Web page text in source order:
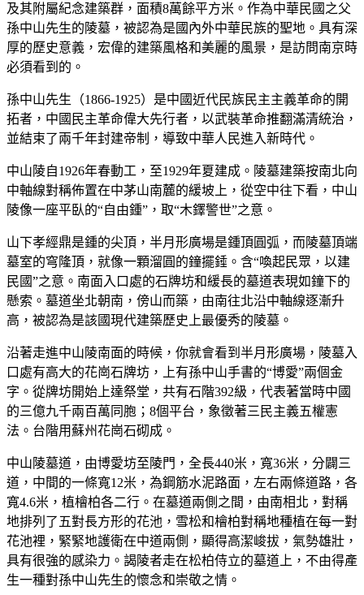
及其附屬紀念建築群，面積8萬餘平方米。作為中華民國之父
孫中山先生的陵墓，被認為是國內外中華民族的聖地。具有深
厚的歷史意義，宏偉的建築風格和美麗的風景，是訪問南京時
必須看到的。
孫中山先生（1866-1925）是中國近代民族民主主義革命的開
拓者，中國民主革命偉大先行者，以武裝革命推翻滿清統治，
並結束了兩千年封建帝制，導致中華人民進入新時代。
中山陵自1926年春動工，至1929年夏建成。陵墓建築按南北向
中軸線對稱佈置在中茅山南麓的緩坡上，從空中往下看，中山
陵像一座平臥的“自由鍾”，取“木鐸警世”之意。
山下孝經鼎是鍾的尖頂，半月形廣場是鍾頂圓弧，而陵墓頂端
墓室的穹隆頂，就像一顆溜圓的鐘擺錘。含“喚起民眾，以建
民國”之意。南面入口處的石牌坊和緩長的墓道表現如鐘下的
懸索。墓道坐北朝南，傍山而築，由南往北沿中軸線逐漸升
高，被認為是該國現代建築歷史上最優秀的陵墓。
沿著走進中山陵南面的時候，你就會看到半月形廣場，陵墓入
口處有高大的花崗石牌坊，上有孫中山手書的“博愛”兩個金
字。從牌坊開始上達祭堂，共有石階392級，代表著當時中國
的三億九千兩百萬同胞；8個平台，象徵著三民主義五權憲
法。台階用蘇州花崗石砌成。
中山陵墓道，由博愛坊至陵門，全長440米，寬36米，分闢三
道，中間的一條寬12米，為鋼筋水泥路面，左右兩條道路，各
寬4.6米，植檜柏各二行。在墓道兩側之間，由南相北，對稱
地排列了五對長方形的花池，雪松和檜柏對稱地種植在每一對
花池裡，緊緊地護衛在中道兩側，顯得高潔峻拔，氣勢雄壯，
具有很強的感染力。謁陵者走在松柏侍立的墓道上，不由得產
生一種對孫中山先生的懷念和崇敬之情。